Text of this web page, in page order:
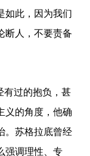
如此，因为我们
断人，不要责备
有过的抱负，甚
义的角度，他确
。苏格拉底曾经
强调理性、专